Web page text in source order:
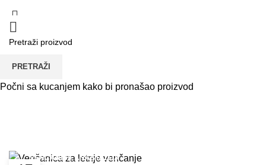
Tag Arhiva: Venčanice u
VENČANICE ANASTAZIJA
PRETRAŽI
Počni sa kucanjem kako bi pronašao proizvod